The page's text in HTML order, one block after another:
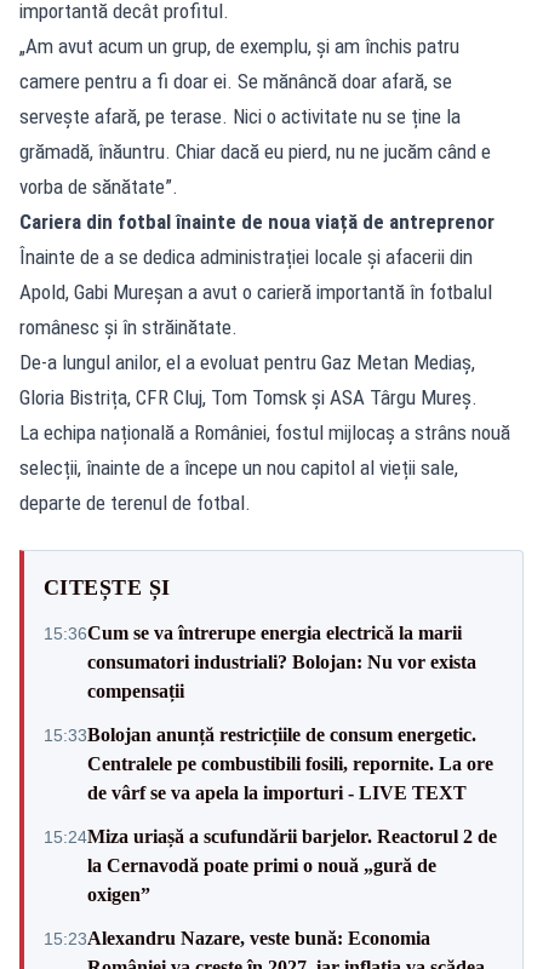
importantă decât profitul.
„Am avut acum un grup, de exemplu, și am închis patru
camere pentru a fi doar ei. Se mănâncă doar afară, se
servește afară, pe terase. Nici o activitate nu se ține la
grămadă, înăuntru. Chiar dacă eu pierd, nu ne jucăm când e
vorba de sănătate”.
Cariera din fotbal înainte de noua viață de antreprenor
Înainte de a se dedica administrației locale și afacerii din
Apold, Gabi Mureșan a avut o carieră importantă în fotbalul
românesc și în străinătate.
De-a lungul anilor, el a evoluat pentru Gaz Metan Mediaș,
Gloria Bistrița, CFR Cluj, Tom Tomsk și ASA Târgu Mureș.
La echipa națională a României, fostul mijlocaș a strâns nouă
selecții, înainte de a începe un nou capitol al vieții sale,
departe de terenul de fotbal.
CITEȘTE ȘI
15:36Cum se va întrerupe energia electrică la marii
consumatori industriali? Bolojan: Nu vor exista
compensații
15:33Bolojan anunță restricțiile de consum energetic.
Centralele pe combustibili fosili, repornite. La ore
de vârf se va apela la importuri - LIVE TEXT
15:24Miza uriașă a scufundării barjelor. Reactorul 2 de
la Cernavodă poate primi o nouă „gură de
oxigen”
15:23Alexandru Nazare, veste bună: Economia